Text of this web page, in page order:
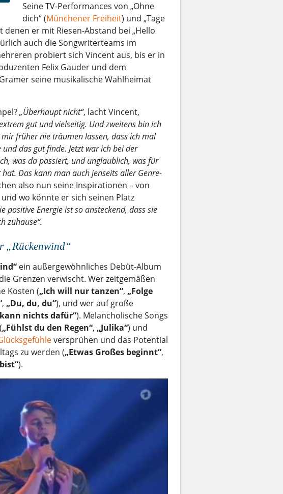
Seine TV-Performances von „Ohne
dich“ (Münchener Freiheit) und „Tage
denen er mit Riesen-Abstand bei „Hello
auch die Songwriterteams im
probiert sich Vincent aus, bis er in
Felix Gauder und dem
seine musikalische Wahlheimat
„Überhaupt nicht“, lacht Vincent,
gut und vielseitig. Und zweitens bin ich
früher nie träumen lassen, dass ich mal
das gut finde. Jetzt war ich bei der
was da passiert, und unglaublich, was für
Das kann man auch jenseits aller Genre-
also nun seine Inspirationen – von
wo könnte er sich seinen Platz
positive Energie ist so ansteckend, dass sie
zuhause“.
„Rückenwind“
ein außergewöhnliches Debüt-Album
Grenzen verwischt. Wer zeitgemäßen
Kosten („Ich will nur tanzen“, „Folge
, „Du, du, du“), und wer auf große
nichts dafür“). Melancholische Songs
„Fühlst du den Regen“, „Julika“) und
versprühen und das Potential
zu werden („Etwas Großes beginnt“,
).